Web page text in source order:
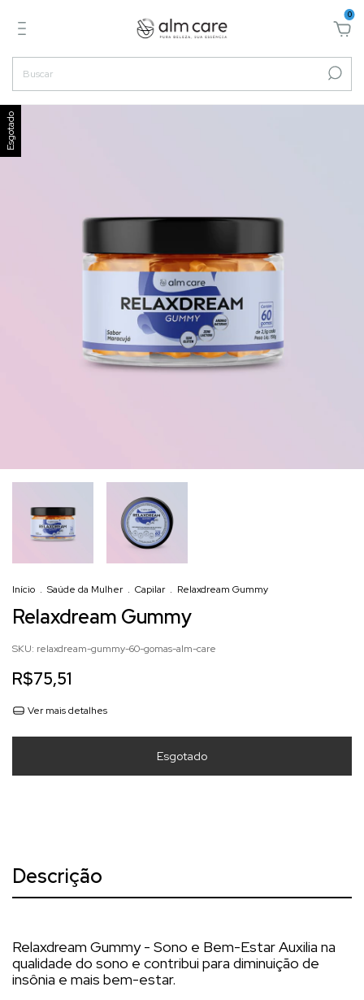
0
Esgotado
Início . Saúde da Mulher . Capilar . Relaxdream Gummy
Relaxdream Gummy
SKU: relaxdream-gummy-60-gomas-alm-care
R$75,51
Ver mais detalhes
Descrição
Relaxdream Gummy - Sono e Bem-Estar Auxilia na
qualidade do sono e contribui para diminuição de
insônia e mais bem-estar.